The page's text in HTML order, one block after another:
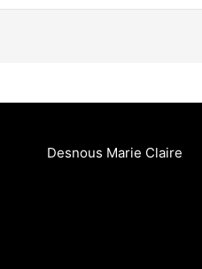
Desnous Marie Claire